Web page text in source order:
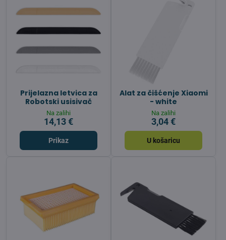
Prijelazna letvica za
Robotski usisivač
Na zalihi
14,13 €
Prikaz
Alat za čišćenje Xiaomi
- white
Na zalihi
3,04 €
U košaricu